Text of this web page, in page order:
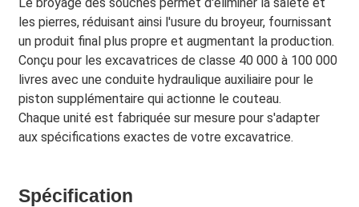
les pierres, réduisant ainsi l'usure du broyeur, fournissant
un produit final plus propre et augmentant la production.
Conçu pour les excavatrices de classe 40 000 à 100 000
livres avec une conduite hydraulique auxiliaire pour le
piston supplémentaire qui actionne le couteau.
Chaque unité est fabriquée sur mesure pour s'adapter
aux spécifications exactes de votre excavatrice.
Spécification